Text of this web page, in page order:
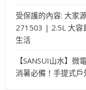
受保護的內容: 大家
271503 | 2.5L 大容
生活
【SANSUI山水】
消暑必備！手提式